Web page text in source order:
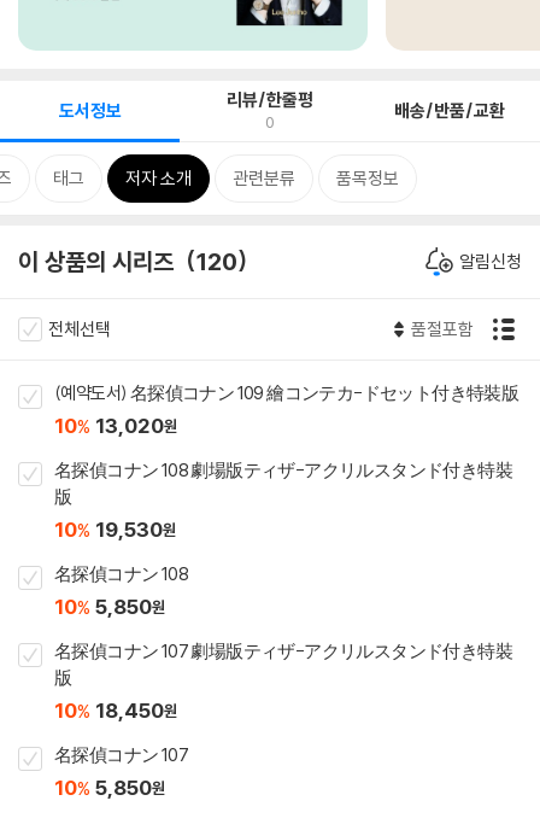
도서정보 리뷰/한줄평
0 배송/반품/교환
태그 저자 소개 관련분류 품목정보
이 상품의 시리즈 120 알림신청
전체선택 품절포함
(예약도서) 名探偵コナン 109 繪コンテカ-ドセット付き特裝版
10% 13,020원
名探偵コナン 108 劇場版ティザ-アクリルスタンド付き特裝
版
10% 19,530원
名探偵コナン 108
10% 5,850원
名探偵コナン 107 劇場版ティザ-アクリルスタンド付き特裝
版
10% 18,450원
名探偵コナン 107
10% 5,850원